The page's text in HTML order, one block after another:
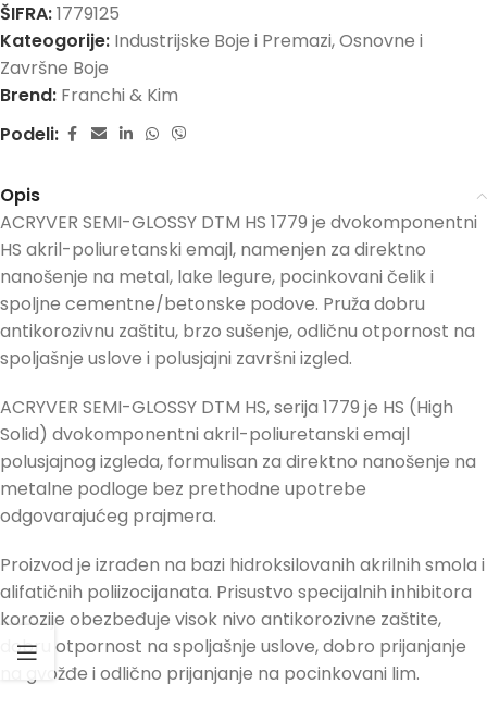
ŠIFRA:1779125
Kateogorije: Industrijske Boje i Premazi,Osnovne i
Završne Boje
Brend: Franchi & Kim
Podeli:
Opis
ACRYVER SEMI-GLOSSY DTM HS 1779 je dvokomponentni
HS akril-poliuretanski emajl, namenjen za direktno
nanošenje na metal, lake legure, pocinkovani čelik i
spoljne cementne/betonske podove. Pruža dobru
antikorozivnu zaštitu, brzo sušenje, odličnu otpornost na
spoljašnje uslove i polusjajni završni izgled.
ACRYVER SEMI-GLOSSY DTM HS, serija 1779 je HS (High
Solid) dvokomponentni akril-poliuretanski emajl
polusjajnog izgleda, formulisan za direktno nanošenje na
metalne podloge bez prethodne upotrebe
odgovarajućeg prajmera.
Proizvod je izrađen na bazi hidroksilovanih akrilnih smola i
alifatičnih poliizocijanata. Prisustvo specijalnih inhibitora
korozije obezbeđuje visok nivo antikorozivne zaštite,
dobru otpornost na spoljašnje uslove, dobro prijanjanje
na gvožđe i odlično prijanjanje na pocinkovani lim.